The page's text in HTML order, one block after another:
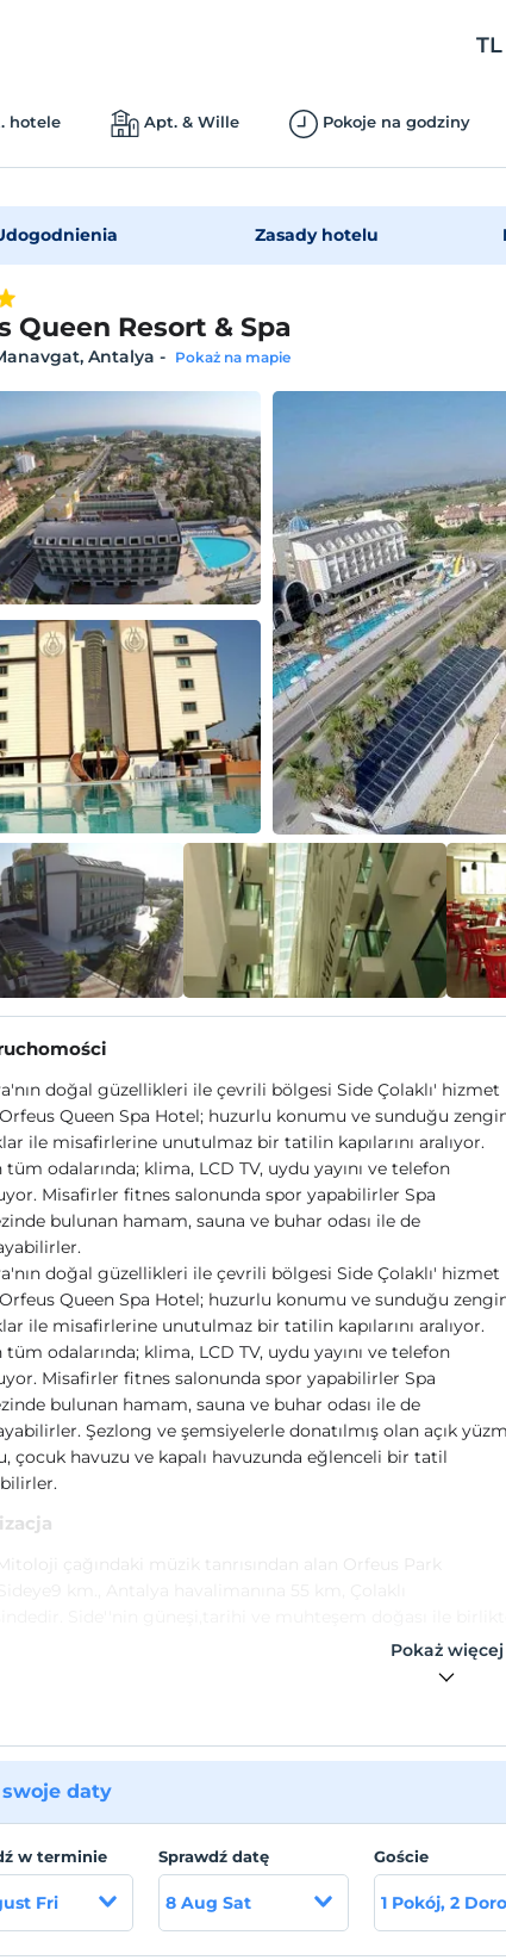
TL
hotele Apt. & Wille Pokoje na godziny
Zasady hotelu
Queen Resort & Spa
Antalya - Pokaż na mapie
doğal güzellikleri ile çevrili bölgesi Side Çolaklı' hizmet
Queen Spa Hotel; huzurlu konumu ve sunduğu
ile misafirlerine unutulmaz bir tatilin kapılarını aralıyor.
tüm odalarında; klima, LCD TV, uydu yayını ve telefon
Misafirler fitnes salonunda spor yapabilirler Spa
bulunan hamam, sauna ve buhar odası ile de
doğal güzellikleri ile çevrili bölgesi Side Çolaklı' hizmet
Queen Spa Hotel; huzurlu konumu ve sunduğu
ile misafirlerine unutulmaz bir tatilin kapılarını aralıyor.
tüm odalarında; klima, LCD TV, uydu yayını ve telefon
Misafirler fitnes salonunda spor yapabilirler Spa
bulunan hamam, sauna ve buhar odası ile de
Şezlong ve şemsiyelerle donatılmış olan açık
çocuk havuzu ve kapalı havuzunda eğlenceli bir tatil
çağındaki müzik tanrısından alan Orfeus Park
bir tatil imkanı sunanOrfeus Park Hotel 7 ayrı
Pokaż więcej
daty
w terminie
Fri
Sprawdź datę
8 Aug Sat
Goście
1 Pokój, 2